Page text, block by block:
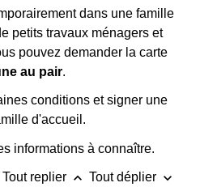
dans une famille
petits travaux ménagers et
pouvez demander la carte
au pair.
conditions et signer une
d'accueil.
informations à connaître.
Tout replier keyboard_arrow_up Tout déplier keyboard_arrow_down